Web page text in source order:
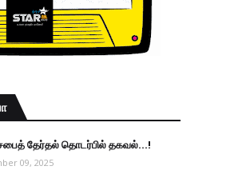
தேர்தல் தொடர்பில் தகவல்...!
09, 2025